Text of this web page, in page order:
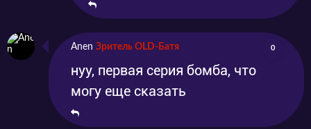
Anen Зритель OLD-Батя 0
нуу, первая серия бомба, что
могу еще сказать